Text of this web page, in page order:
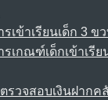
เข้าเรียนเด็ก 3 ข
เกณฑ์เด็กเข้าเรีย
รวจสอบเงินฝากค